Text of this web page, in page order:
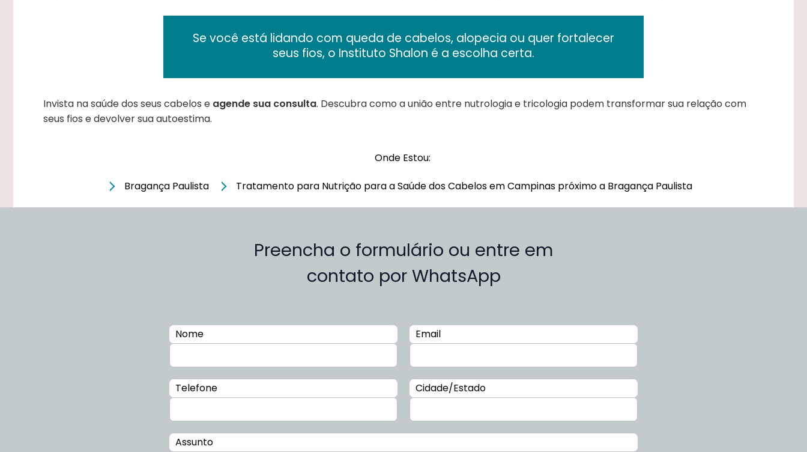
Se você está lidando com queda de cabelos, alopecia ou quer fortalecer
seus fios, o Instituto Shalon é a escolha certa.
Invista na saúde dos seus cabelos e agende sua consulta. Descubra como a união entre nutrologia e tricologia podem transformar sua relação com
seus fios e devolver sua autoestima.
Onde Estou:
Bragança Paulista Tratamento para Nutrição para a Saúde dos Cabelos em Campinas próximo a Bragança Paulista
Preencha o formulário ou entre em
contato por WhatsApp
Nome Email
Telefone Cidade/Estado
Assunto